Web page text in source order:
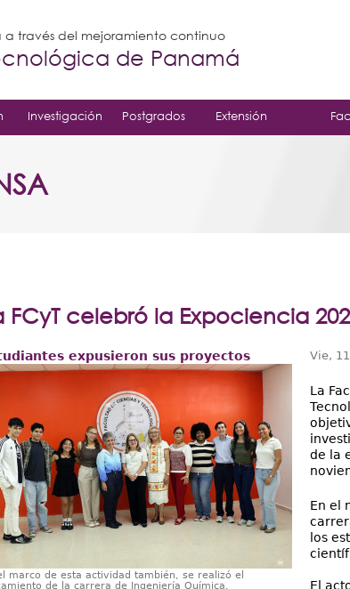
través del mejoramiento continuo
de Panamá
Investigación Postgrados Extensión
FCyT celebró la Expociencia
expusieron sus proyectos
marco de esta actividad también, se realizó el
de la carrera de Ingeniería Química.
Vie,
La
de la
En el
los
El